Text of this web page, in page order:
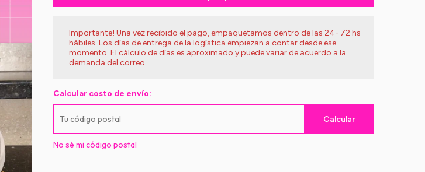
Importante! Una vez recibido el pago, empaquetamos dentro de las 24- 72 hs
hábiles. Los días de entrega de la logística empiezan a contar desde ese
momento. El cálculo de días es aproximado y puede variar de acuerdo a la
demanda del correo.
Calcular costo de envío:
Calcular
No sé mi código postal